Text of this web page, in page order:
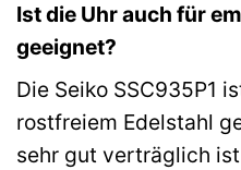
Ist die Uhr auch für
geeignet?
Die Seiko SSC935P1
rostfreiem Edelstahl
sehr gut verträglich